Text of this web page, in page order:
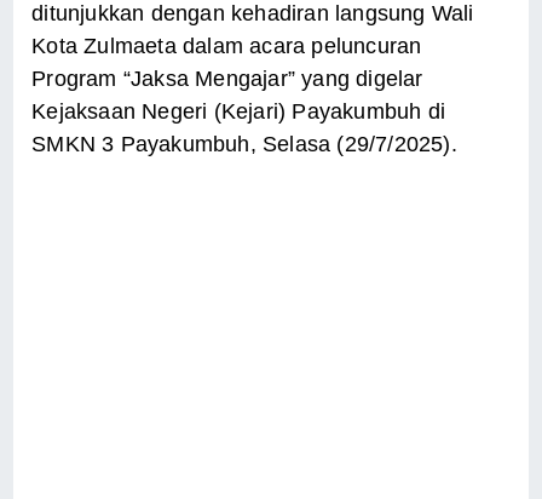
ditunjukkan dengan kehadiran langsung Wali
Kota Zulmaeta dalam acara peluncuran
Program “Jaksa Mengajar” yang digelar
Kejaksaan Negeri (Kejari) Payakumbuh di
SMKN 3 Payakumbuh, Selasa (29/7/2025).